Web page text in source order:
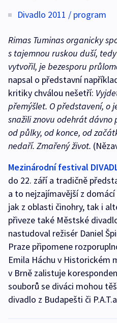
Divadlo 2011 / program
Rimas Tuminas organicky
s tajemnou ruskou duší,
vytvořil, je bezesporu
napsal o představní
kritiky chválou nešetří:
přemýšlet. O představení, o
snažili znovu odehrát
od půlky, od konce, od
nedaří. Zmařený život.
Mezinárodní festival
do 22. září a tradičně
a to nejzajímavější z
jak z oblasti činohry, tak i
přiveze také Městské
nastudoval režisér Daniel
Praze připomene
Emila Háchu v Historickém
v Brně zalistuje
souborů se diváci mohou
divadlo z Budapešti či